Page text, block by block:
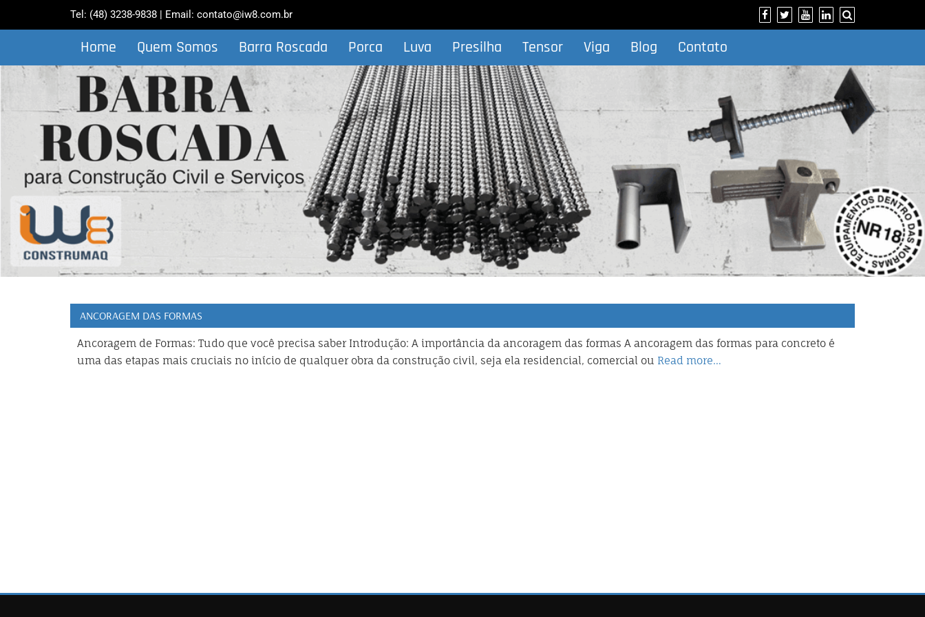
Tel: (48) 3238-9838 | Email: contato@iw8.com.br
Home Quem Somos Barra Roscada Porca Luva Presilha Tensor Viga Blog Contato
ANCORAGEM DAS FORMAS
Ancoragem de Formas: Tudo que você precisa saber Introdução: A importância da ancoragem das formas A ancoragem das formas para concreto é
uma das etapas mais cruciais no início de qualquer obra da construção civil, seja ela residencial, comercial ou Read more…